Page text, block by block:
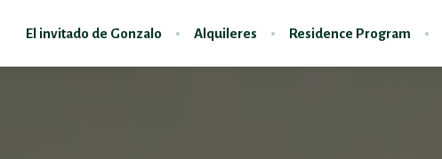
El invitado de Gonzalo Alquileres Residence Program